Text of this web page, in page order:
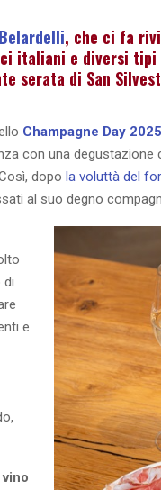
, che ci fa
italiani e diversi tipi
serata di San
Champagne Day 2025
con una degustazione
dopo la voluttà del
al suo degno
di
e